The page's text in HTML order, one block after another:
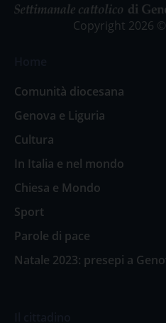
Copyright 2026
Comunità diocesana
Genova e Liguria
Cultura
In Italia e nel mondo
Chiesa e Mondo
Sport
Parole di pace
Natale 2023: presepi a